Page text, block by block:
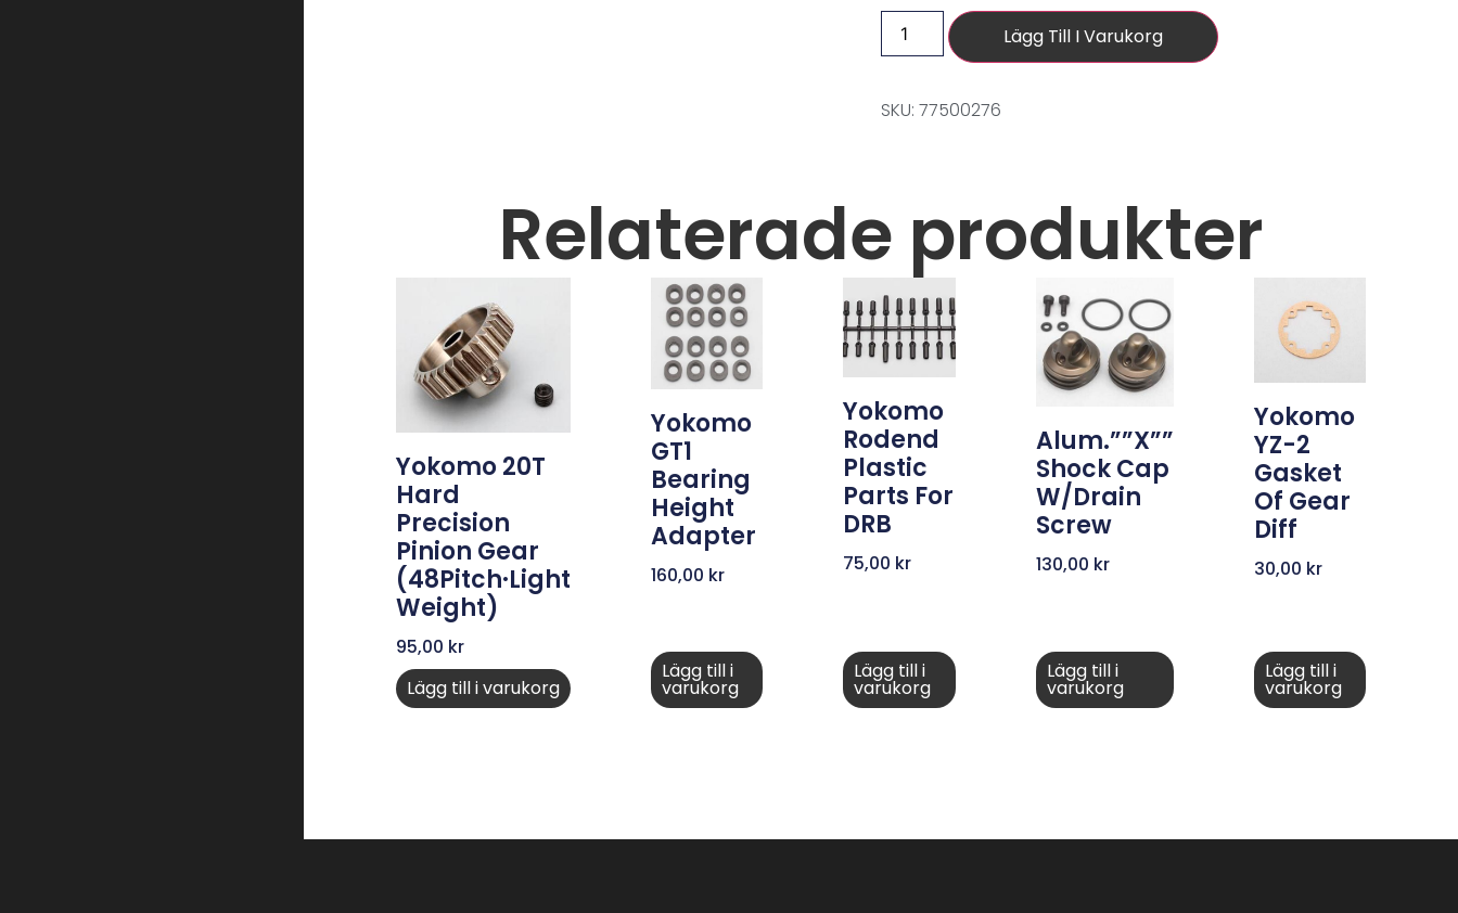
Lägg Till I Varukorg
SKU: 77500276
Relaterade produkter
Yokomo 20T
Hard
Precision
Pinion Gear
(48Pitch·Light
Weight)
95,00 kr
Lägg till i varukorg
Yokomo
GT1
Bearing
Height
Adapter
160,00 kr
Lägg till i
varukorg
Yokomo
Rodend
Plastic
Parts For
DRB
75,00 kr
Lägg till i
varukorg
Alum.””X””
Shock Cap
W/Drain
Screw
130,00 kr
Lägg till i
varukorg
Yokomo
YZ-2
Gasket
Of Gear
Diff
30,00 kr
Lägg till i
varukorg